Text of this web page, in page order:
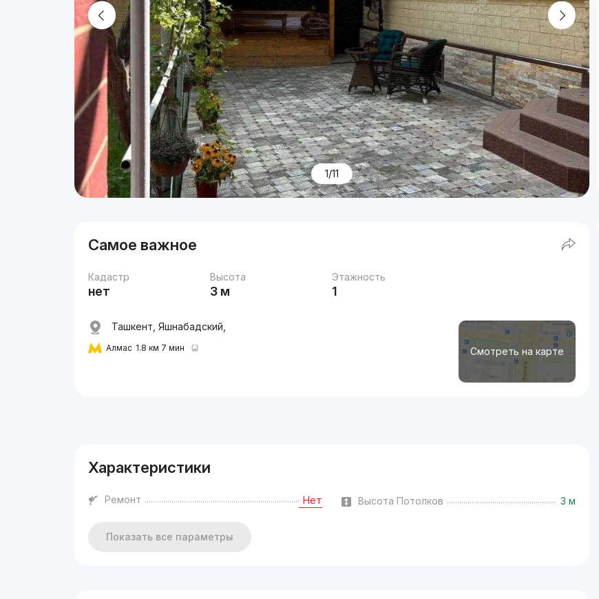
1/11
Самое важное
Кадастр
нет
Высота
3 м
Этажность
1
Смотреть на карте
Ташкент, Яшнабадский,
Алмас 1.8 км 7 мин
Характеристики
Ремонт Нет Высота Потолков 3 м
Показать все параметры